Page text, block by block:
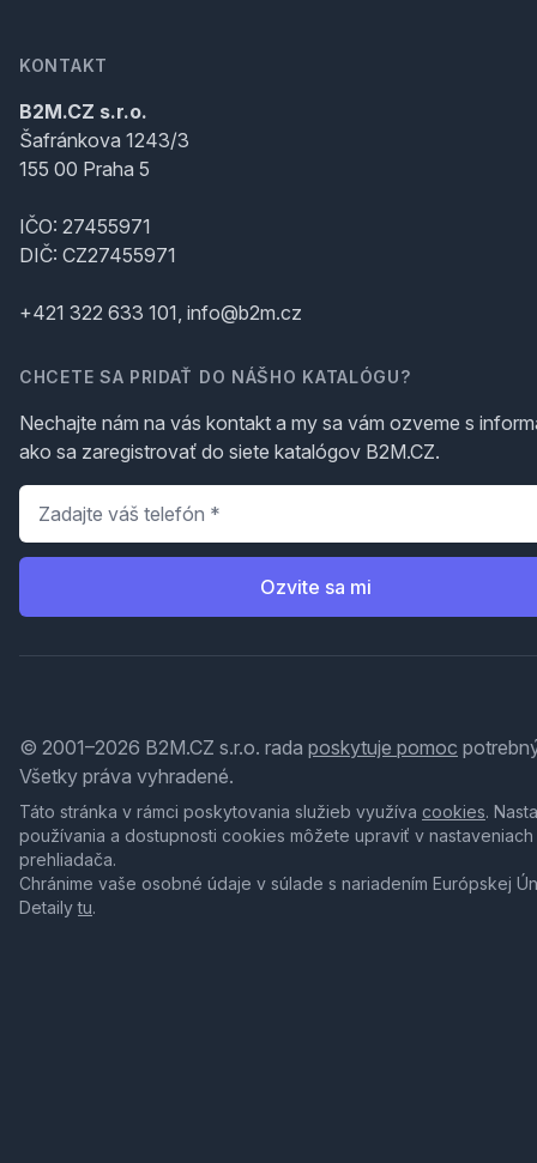
KONTAKT
B2M.CZ s.r.o.
Šafránkova 1243/3
155 00 Praha 5
IČO: 27455971
DIČ: CZ27455971
+421 322 633 101, info@b2m.cz
CHCETE SA PRIDAŤ DO NÁŠHO KATALÓGU?
Nechajte nám na vás kontakt a my sa vám ozveme s
ako sa zaregistrovať do siete katalógov B2M.CZ.
Telefón
Ozvite sa mi
© 2001–2026 B2M.CZ s.r.o. rada poskytuje pomoc
Všetky práva vyhradené.
Táto stránka v rámci poskytovania služieb využíva cookies.
používania a dostupnosti cookies môžete upraviť v nastaveniach
prehliadača.
Chránime vaše osobné údaje v súlade s nariadením Európskej
Detailytu.